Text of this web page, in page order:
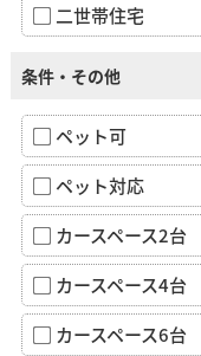
二世帯住宅
条件・その他
ペット可
ペット対応
カースペース2台
カースペース4台
カースペース6台